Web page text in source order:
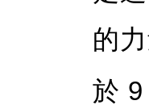
的力
於 9